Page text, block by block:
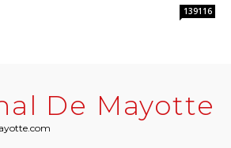
139116
De Mayotte